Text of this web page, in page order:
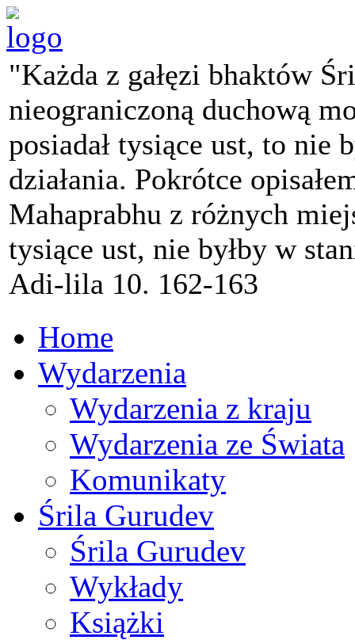
"Każda z gałęzi bhaktów
nieograniczoną duchową
posiadał tysiące ust, to nie
działania. Pokrótce
Mahaprabhu z różnych
tysiące ust, nie byłby w
Adi-lila 10. 162-163
Home
Wydarzenia
Wydarzenia z kraju
Wydarzenia ze Świata
Komunikaty
Śrila Gurudev
Śrila Gurudev
Wykłady
Książki